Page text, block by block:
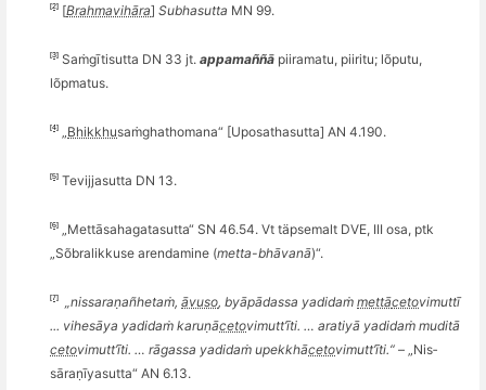
[2] [Brahmavihāra] Subhasutta MN 99.
[3] Saṁgītisutta DN 33 jt. appamaññā piiramatu, piiritu; lõputu,
lõpmatus.
[4] Bhikkhu­saṁgha­thomana“ [Uposathasutta] AN 4.190.
[5] Tevijjasutta DN 13.
[6] Mettāsahagatasutta“ SN 46.54. Vt täpsemalt DVE, III osa, ptk
„Sõbralikkuse arendamine (metta-bhāvanā)“.
[7] „nissa­ra­ṇañ­hetaṁ, āvuso, byāpādassa yadidaṁ mettāceto­vimuttī
... vihesāya yadidaṁ karuṇāceto­vimuttī’ti. … aratiyā yadidaṁ muditā
ceto­vimuttī’ti. … rāgassa yadidaṁ upekkhāceto­vimuttī’ti.“ – „Nis­
sāraṇī­ya­sutta“ AN 6.13.